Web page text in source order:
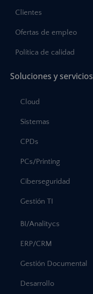
Clientes
Ofertas de empleo
Política de calidad
Soluciones y servicios
Cloud
Sistemas
CPDs
PCs/Printing
Ciberseguridad
Gestión TI
BI/Analitycs
ERP/CRM
Gestión Documental
Desarrollo